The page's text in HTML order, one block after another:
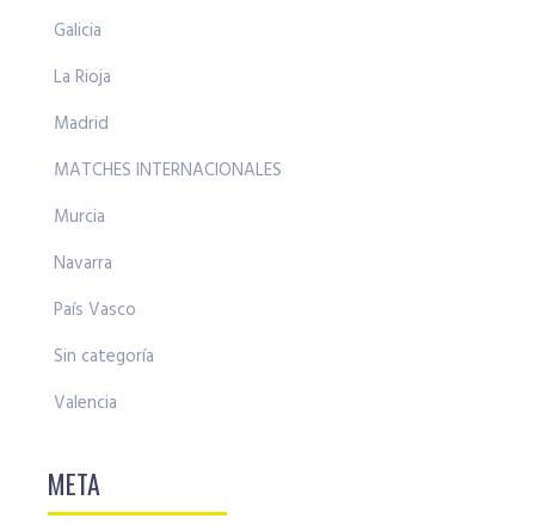
Galicia
La Rioja
Madrid
MATCHES INTERNACIONALES
Murcia
Navarra
País Vasco
Sin categoría
Valencia
META